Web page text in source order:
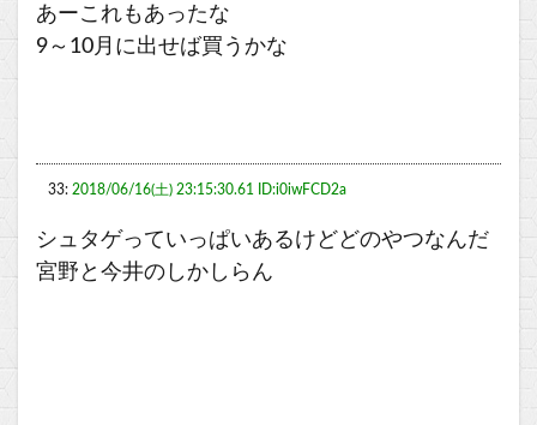
あーこれもあったな
9～10月に出せば買うかな
33: 2018/06/16(土) 23:15:30.61 ID:i0iwFCD2a
シュタゲっていっぱいあるけどどのやつなんだ
宮野と今井のしかしらん